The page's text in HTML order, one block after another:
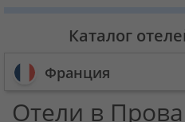
Каталог
Франция
Отели в